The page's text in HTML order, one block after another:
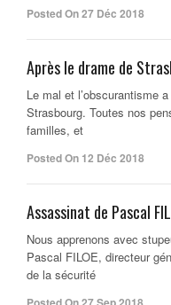
Posted On 27 Déc 2018
Après le drame de
Le mal et l’obscurantisme
Strasbourg. Toutes nos
familles, et
Posted On 12 Déc 2018
Assassinat de Pascal
Nous apprenons avec
Pascal FILOE, directeur
de la sécurité